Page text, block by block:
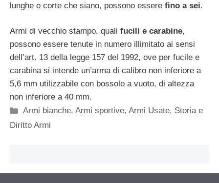
lunghe o corte che siano, possono essere fino a sei.
Armi di vecchio stampo, quali fucili e carabine,
possono essere tenute in numero illimitato ai sensi
dell’art. 13 della legge 157 del 1992, ove per fucile e
carabina si intende un’arma di calibro non inferiore a
5,6 mm utilizzabile con bossolo a vuoto, di altezza
non inferiore a 40 mm.
Categorie
Armi bianche,Armi sportive,Armi Usate, Storia e
Diritto Armi